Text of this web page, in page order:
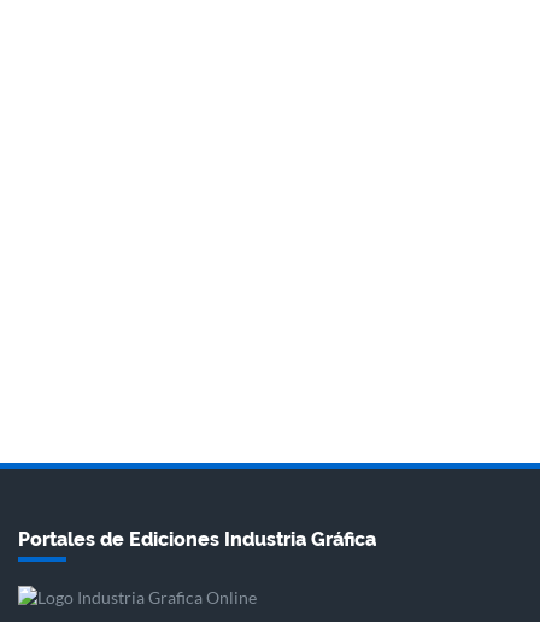
Portales de Ediciones Industria Gráfica